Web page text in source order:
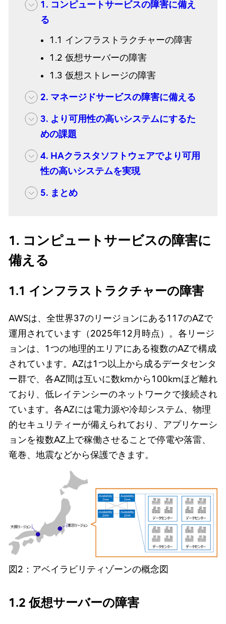
1. コンピュートサービスの障害に備え
る
1.1 インフラストラクチャーの障害
1.2 仮想サーバーの障害
1.3 仮想ストレージの障害
2. マネージドサービスの障害に備える
3. より可用性の高いシステムにするた
めの課題
4. HAクラスタソフトウェアでより可用
性の高いシステムを実現
5. まとめ
1. コンピュートサービスの障害に
備える
1.1 インフラストラクチャーの障害
AWSは、全世界37のリージョンにある117のAZで
運用されています（2025年12月時点）。各リージ
ョンは、1つの地理的エリアにある複数のAZで構成
されています。AZは1つ以上から成るデータセンタ
ー群で、各AZ間は互いに数kmから100kmほど離れ
ており、低レイテンシーのネットワークで接続され
ています。各AZには電力源や冷却システム、物理
的セキュリティーが備えられており、アプリケーシ
ョンを複数AZ上で稼働させることで停電や落雷、
竜巻、地震などから保護できます。
図2：アベイラビリティゾーンの概念図
1.2 仮想サーバーの障害